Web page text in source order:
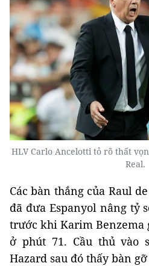
HLV Carlo Ancelotti tỏ rõ thất
Real.
Các bàn thắng của Raul
đã đưa Espanyol nâng tỷ
trước khi Karim Benzema
ở phút 71. Cầu thủ vào
Hazard sau đó thấy bàn